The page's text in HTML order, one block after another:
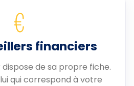
€
financiers
de sa propre fiche.
qui correspond à votre